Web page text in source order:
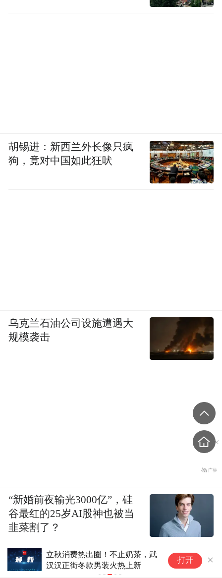
圈！不止奶茶，武
男装火热上新
卡宾(02030)发布中期业绩
东应占溢利2081万元 同比
打开
胡锡进：新西兰外长像只疯
狗，竟对中国如此狂吠
乌克兰石油公司设施遭遇大
规模袭击
“新婚前夜输光3000亿”，硅
谷最红的25岁AI股神也被当
韭菜割了？